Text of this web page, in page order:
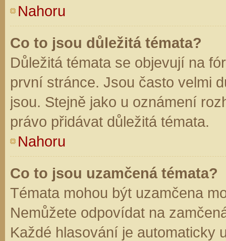
Nahoru
Co to jsou důležitá témata?
Důležitá témata se objevují na
první stránce. Jsou často velmi
jsou. Stejně jako u oznámení
právo přidávat důležitá témata.
Nahoru
Co to jsou uzamčená témata?
Témata mohou být uzamčena
Nemůžete odpovídat na
Každé hlasování je automaticky